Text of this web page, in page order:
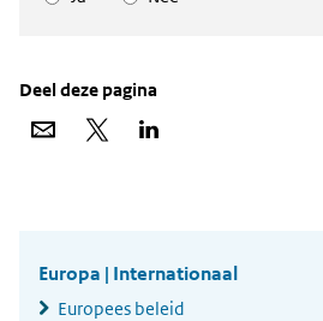
Deel deze pagina
Deel
Deel
Europa | Internationaal
Europees beleid